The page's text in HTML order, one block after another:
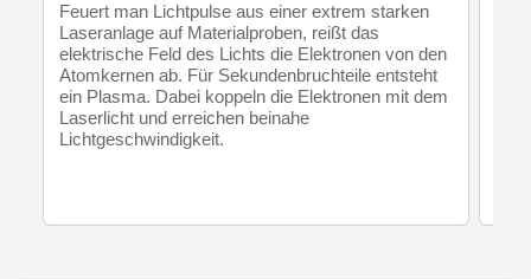
Feuert man Lichtpulse aus einer extrem starken
Laseranlage auf Materialproben, reißt das
elektrische Feld des Lichts die Elektronen von den
Atomkernen ab. Für Sekundenbruchteile entsteht
ein Plasma. Dabei koppeln die Elektronen mit dem
Laserlicht und erreichen beinahe
Lichtgeschwindigkeit.